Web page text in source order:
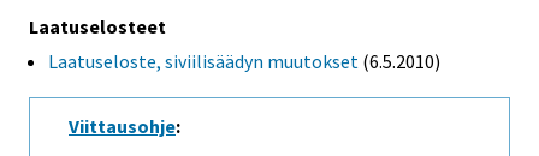
Laatuselosteet
Laatuseloste, siviilisäädyn muutokset (6.5.2010)
Viittausohje: